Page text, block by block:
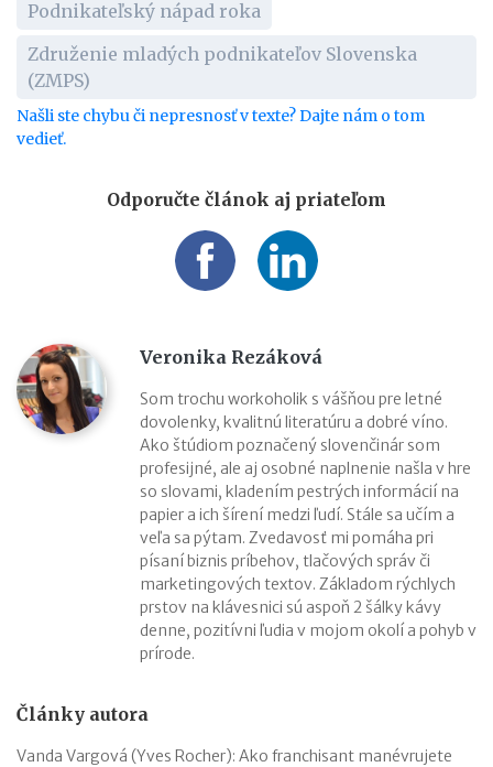
Podnikateľský nápad roka
Združenie mladých podnikateľov Slovenska
(ZMPS)
Našli ste chybu či nepresnosť v texte? Dajte nám o tom
vedieť.
Odporučte článok aj priateľom
Veronika Rezáková
Som trochu workoholik s vášňou pre letné
dovolenky, kvalitnú literatúru a dobré víno.
Ako štúdiom poznačený slovenčinár som
profesijné, ale aj osobné naplnenie našla v hre
so slovami, kladením pestrých informácií na
papier a ich šírení medzi ľudí. Stále sa učím a
veľa sa pýtam. Zvedavosť mi pomáha pri
písaní biznis príbehov, tlačových správ či
marketingových textov. Základom rýchlych
prstov na klávesnici sú aspoň 2 šálky kávy
denne, pozitívni ľudia v mojom okolí a pohyb v
prírode.
Články autora
Vanda Vargová (Yves Rocher): Ako franchisant manévrujete